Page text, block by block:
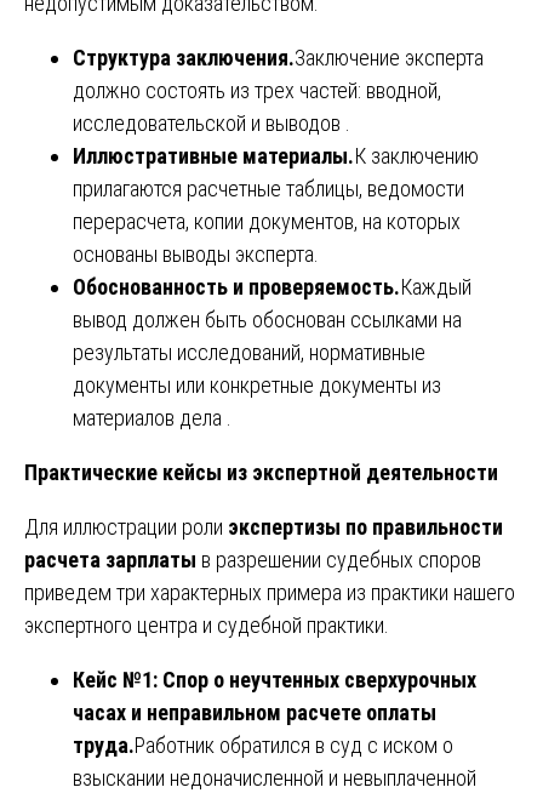
Структура заключения.Заключение эксперта
должно состоять из трех частей: вводной,
исследовательской и выводов .
Иллюстративные материалы.К заключению
прилагаются расчетные таблицы, ведомости
перерасчета, копии документов, на которых
основаны выводы эксперта.
Обоснованность и проверяемость.Каждый
вывод должен быть обоснован ссылками на
результаты исследований, нормативные
документы или конкретные документы из
материалов дела .
Практические кейсы из экспертной деятельности
Для иллюстрации роли экспертизы по правильности
расчета зарплаты в разрешении судебных споров
приведем три характерных примера из практики нашего
экспертного центра и судебной практики.
Кейс №1: Спор о неучтенных сверхурочных
часах и неправильном расчете оплаты
труда.Работник обратился в суд с иском о
взыскании недоначисленной и невыплаченной